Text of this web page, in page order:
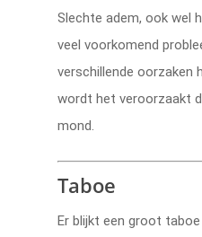
Slechte adem, ook wel
veel voorkomend
verschillende oorzaken
wordt het veroorzaakt
mond.
Taboe
Er blijkt een groot